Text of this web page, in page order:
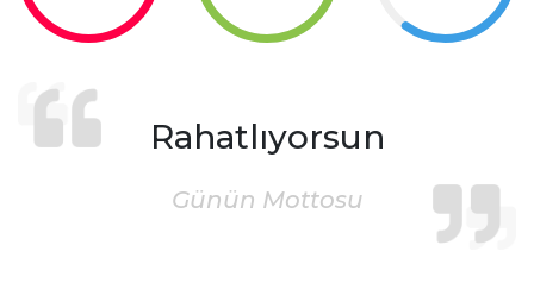
Rahatlıyorsun
Günün Mottosu